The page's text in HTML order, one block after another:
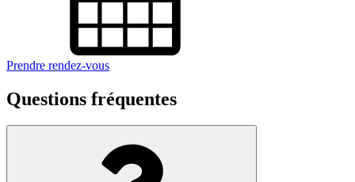
Prendre rendez-vous
Questions fréquentes